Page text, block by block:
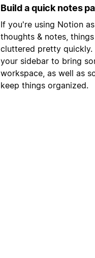
Build a quick notes
If you're using Notion
thoughts & notes,
cluttered pretty quickly.
your sidebar to bring
workspace, as well as
keep things organized.